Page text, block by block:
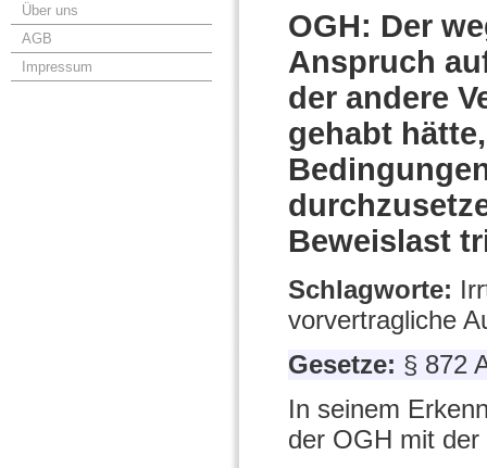
Über uns
AGB
Impressum
OGH: Der
Anspruch
der andere
gehabt
Beweislast
Schlagworte:
vorvertragliche
Gesetze: § 872
In seinem
der OGH mit